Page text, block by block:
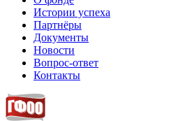
Истории успеха
Партнёры
Документы
Новости
Вопрос-ответ
Контакты